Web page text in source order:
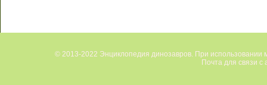
© 2013-2022 Энциклопедия динозавров. При использовании
Почта для связи